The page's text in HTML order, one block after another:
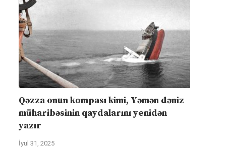
Qəzza onun kompası kimi, Yəmən dəniz
müharibəsinin qaydalarını yenidən
yazır
İyul 31, 2025